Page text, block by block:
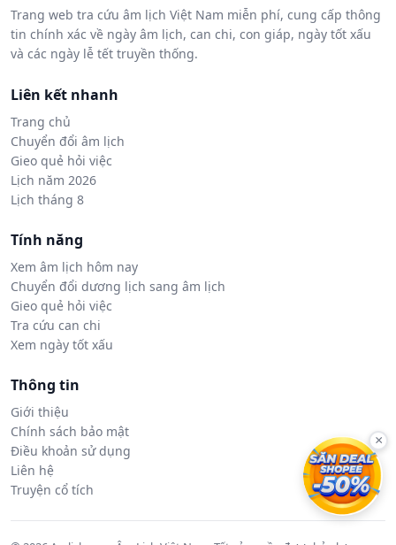
Trang web tra cứu âm lịch Việt Nam miễn phí, cung cấp thông
tin chính xác về ngày âm lịch, can chi, con giáp, ngày tốt xấu
và các ngày lễ tết truyền thống.
Liên kết nhanh
Trang chủ
Chuyển đổi âm lịch
Gieo quẻ hỏi việc
Lịch năm 2026
Lịch tháng 8
Tính năng
Xem âm lịch hôm nay
Chuyển đổi dương lịch sang âm lịch
Gieo quẻ hỏi việc
Tra cứu can chi
Xem ngày tốt xấu
Thông tin
Giới thiệu
Chính sách bảo mật
Điều khoản sử dụng
Liên hệ
Truyện cổ tích
×